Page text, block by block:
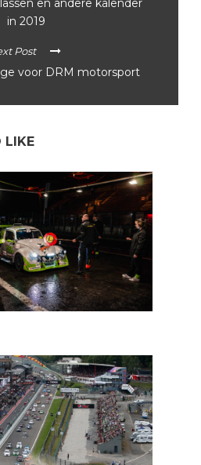
en andere kalender
in 2019
Post
voor DRM motorsport
LIKE